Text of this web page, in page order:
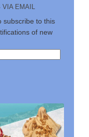
EMAIL
subscribe to this
of new